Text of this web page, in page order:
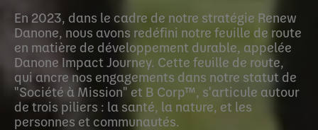
En 2023, dans le cadre de notre stratégie Renew
Danone, nous avons redéfini notre feuille de route
en matière de développement durable, appelée
Danone Impact Journey. Cette feuille de route,
qui ancre nos engagements dans notre statut de
"Société à Mission" et B Corp™, s'articule autour
de trois piliers : la santé, la nature, et les
personnes et communautés.